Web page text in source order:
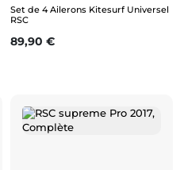
Set de 4 Ailerons Kitesurf Universel
RSC
Prix
89,90 €